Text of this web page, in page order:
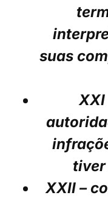
suas
XXII –